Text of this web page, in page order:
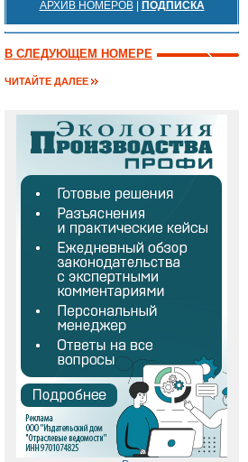
АРХИВ НОМЕРОВ| ПОДПИСКА
В СЛЕДУЮЩЕМ НОМЕРЕ
ЧИТАЙТЕ ДАЛЕЕ